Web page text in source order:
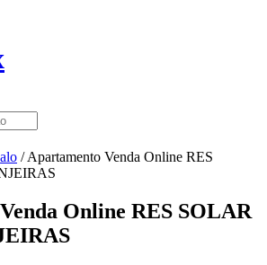
/ Apartamento Venda Online RES
Online RES SOLAR